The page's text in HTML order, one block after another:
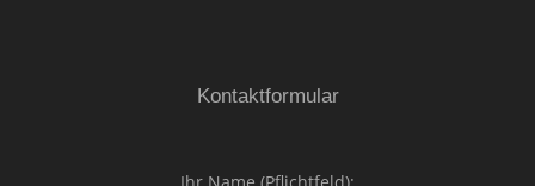
Kontaktformular
Ihr Name (Pflichtfeld):